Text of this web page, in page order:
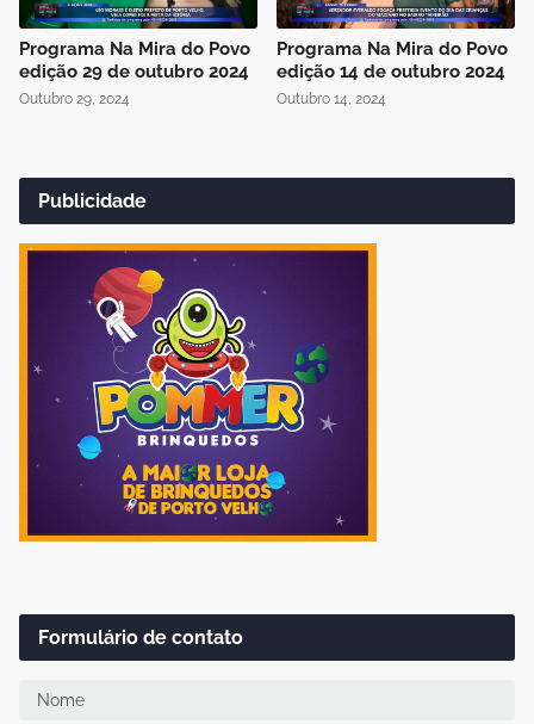
Programa Na Mira do Povo
edição 29 de outubro 2024
Outubro 29, 2024
Programa Na Mira do Povo
edição 14 de outubro 2024
Outubro 14, 2024
Publicidade
Formulário de contato